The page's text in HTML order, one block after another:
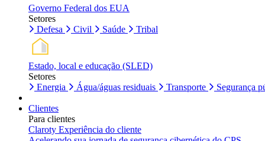
Governo Federal dos EUA
Setores
Defesa
Civil Saúde Tribal
Estado, local e educação (SLED)
Setores
Energia
Água/águas residuais Transporte Segurança
Clientes
Para clientes
Claroty Experiência do cliente